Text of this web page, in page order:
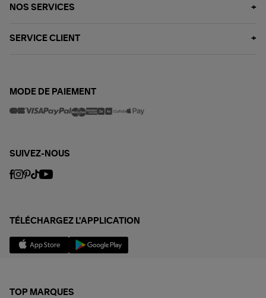
NOS SERVICES
SERVICE CLIENT
MODE DE PAIEMENT
SUIVEZ-NOUS
TÉLÉCHARGEZ L'APPLICATION
TOP MARQUES